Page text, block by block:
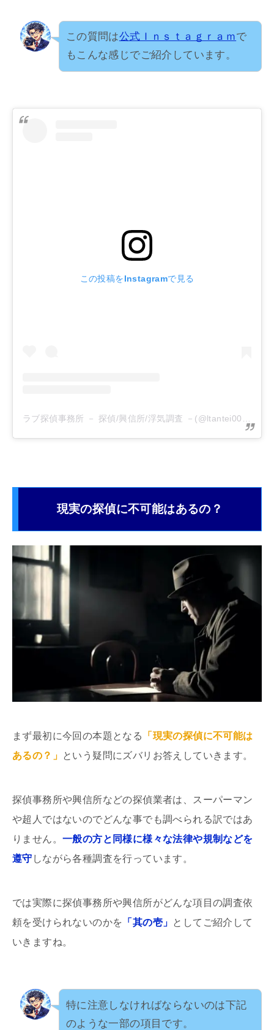
この質問は公式Ｉｎｓｔａｇｒａｍで
もこんな感じでご紹介しています。
この投稿をInstagramで見る
現実の探偵に不可能はあるの？
まず最初に今回の本題となる
「現実の探偵に不可能は
あるの？」 という疑問にズバリお答えしていきます。
探偵事務所や興信所などの探偵業者は、スーパーマン
や超人ではないのでどんな事でも調べられる訳ではあ
りません。 一般の方と同様に様々な法律や規制などを
遵守 しながら各種調査を行っています。
では実際に探偵事務所や興信所がどんな項目の調査依
頼を受けられないのかを 「其の壱」 としてご紹介して
いきますね。
特に注意しなければならないのは下記
のような一部の項目です。